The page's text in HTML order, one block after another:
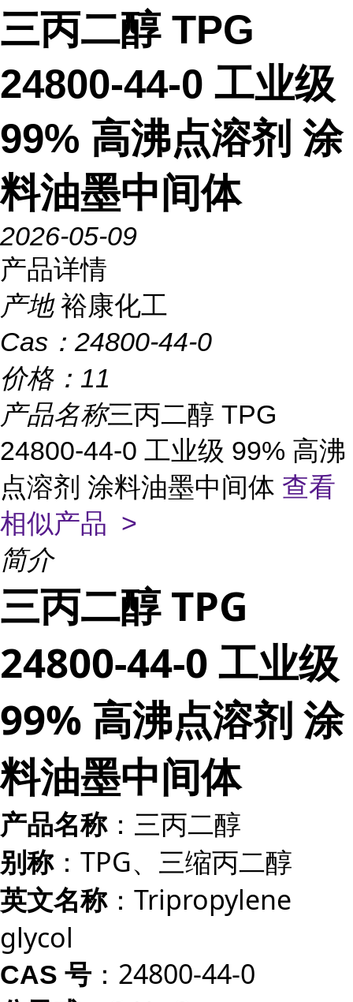
三丙二醇 TPG
24800-44-0 工业级
99% 高沸点溶剂 涂
料油墨中间体
2026-05-09
产品详情
产地 裕康化工
Cas： 24800-44-0
价格： 11
产品名称三丙二醇 TPG
24800-44-0 工业级 99% 高沸
点溶剂 涂料油墨中间体 查看
相似产品 >
简介
三丙二醇 TPG
24800-44-0 工业级
99% 高沸点溶剂 涂
料油墨中间体
产品名称：三丙二醇
别称：TPG、三缩丙二醇
英文名称：Tripropylene
glycol
CAS 号 ：24800-44-0